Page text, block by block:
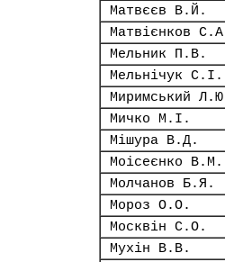
Матвєєв В.Й.
Матвієнков
Мельник П.В.
Мельнічук С.І.
Миримський
Мичко М.І.
Мішура В.Д.
Моісеєнко В.М.
Молчанов Б.Я.
Мороз О.О.
Москвін С.О.
Мухін В.В.